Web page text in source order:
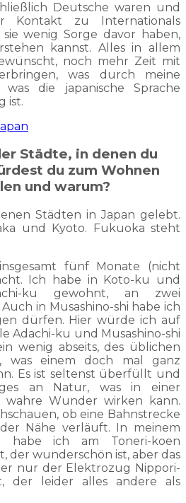
Deutsche waren und
Kontakt zu Internationals
wenig Sorge davor haben,
kannst. Alles in allem
noch mehr Zeit mit
was durch meine
die japanische Sprache
ist.
Städte, in denen du
du zum Wohnen
und warum?
Städten in Japan gelebt.
und Kyoto. Fukuoka steht
fünf Monate (nicht
Ich habe in Koto-ku und
ku gewohnt, an zwei
in Musashino-shi habe ich
dürfen. Hier würde ich auf
Adachi-ku und Musashino-shi
wenig abseits, des üblichen
was einem doch mal ganz
Es ist seltenst überfüllt und
an Natur, was in einer
wahre Wunder wirken kann.
ob eine Bahnstrecke
Nähe verläuft. In meinem
habe ich am Toneri-koen
der wunderschön ist, aber das
nur der Elektrozug Nippori-
der leider alles andere als